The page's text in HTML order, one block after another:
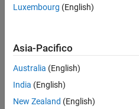
Luxembourg (English)
Asia-Pacifico
Australia (English)
India (English)
New Zealand (English)